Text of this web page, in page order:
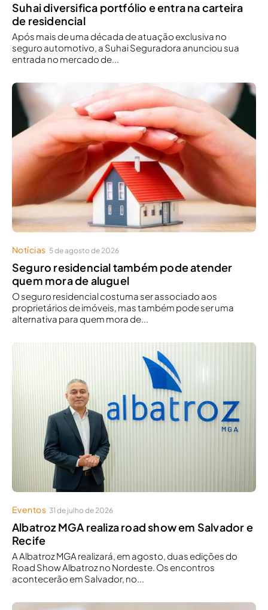
Suhai diversifica portfólio e entra na carteira
de residencial
Após mais de uma década de atuação exclusiva no
seguro automotivo, a Suhai Seguradora anunciou sua
entrada no mercado de...
Notícias 5 de agosto de 2026
Seguro residencial também pode atender
quem mora de aluguel
O seguro residencial costuma ser associado aos
proprietários de imóveis, mas também pode ser uma
alternativa para quem mora de...
Eventos 31 de julho de 2026
Albatroz MGA realiza road show em Salvador e
Recife
A Albatroz MGA realizará, em agosto, duas edições do
Road Show Albatroz no Nordeste. Os encontros
acontecerão em Salvador, no...